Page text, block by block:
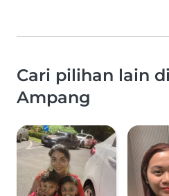
Cari pilihan lain
Ampang